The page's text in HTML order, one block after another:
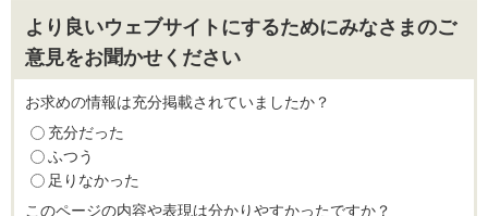
より良いウェブサイトにするためにみなさまのご
意見をお聞かせください
お求めの情報は充分掲載されていましたか？
充分だった
ふつう
足りなかった
このページの内容や表現は分かりやすかったですか？